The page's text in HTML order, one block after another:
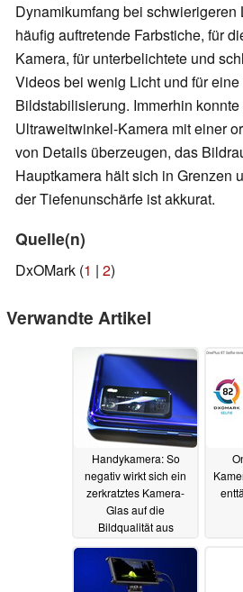
Dynamikumfang bei schwierigeren
häufig auftretende Farbstiche, für
Kamera, für unterbelichtete und
Videos bei wenig Licht und für
Bildstabilisierung. Immerhin
Ultraweitwinkel-Kamera mit einer
von Details überzeugen, das
Hauptkamera hält sich in Grenzen
der Tiefenunschärfe ist akkurat.
Quelle(n)
DxOMark (1 | 2)
Verwandte Artikel
Handykamera: So
negativ wirkt sich ein
zerkratztes Kamera-
Glas auf die
Bildqualität aus
22.03.2021